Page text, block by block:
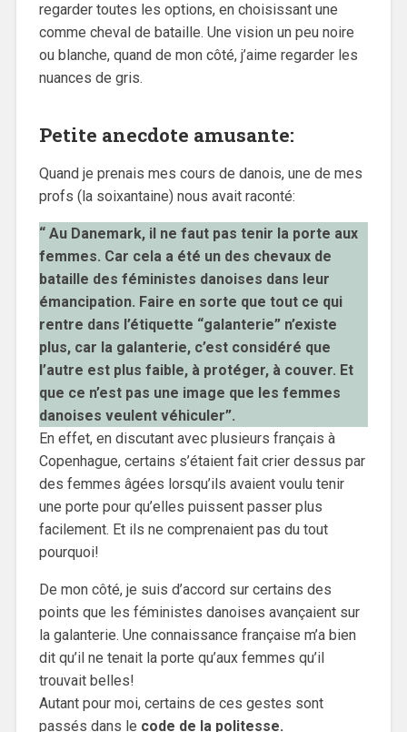
regarder toutes les options, en choisissant une
comme cheval de bataille. Une vision un peu noire
ou blanche, quand de mon côté, j’aime regarder les
nuances de gris.
Petite anecdote amusante:
Quand je prenais mes cours de danois, une de mes
profs (la soixantaine) nous avait raconté:
“ Au Danemark, il ne faut pas tenir la porte aux
femmes. Car cela a été un des chevaux de
bataille des féministes danoises dans leur
émancipation. Faire en sorte que tout ce qui
rentre dans l’étiquette “galanterie” n’existe
plus, car la galanterie, c’est considéré que
l’autre est plus faible, à protéger, à couver. Et
que ce n’est pas une image que les femmes
danoises veulent véhiculer”.
En effet, en discutant avec plusieurs français à
Copenhague, certains s’étaient fait crier dessus par
des femmes âgées lorsqu’ils avaient voulu tenir
une porte pour qu’elles puissent passer plus
facilement. Et ils ne comprenaient pas du tout
pourquoi!
De mon côté, je suis d’accord sur certains des
points que les féministes danoises avançaient sur
la galanterie. Une connaissance française m’a bien
dit qu’il ne tenait la porte qu’aux femmes qu’il
trouvait belles!
Autant pour moi, certains de ces gestes sont
passés dans le code de la politesse.